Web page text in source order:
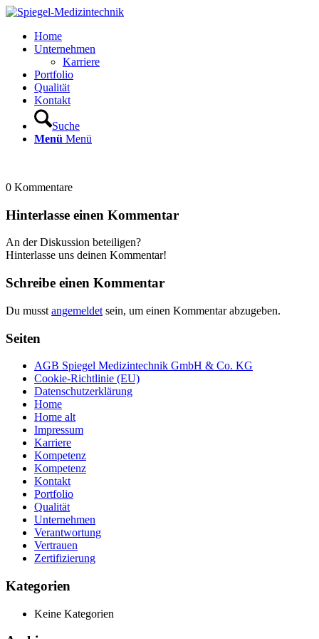
Home
Unternehmen
Karriere
Portfolio
Qualität
Kontakt
Suche
Menü Menü
0 Kommentare
Hinterlasse einen Kommentar
An der Diskussion beteiligen?
Hinterlasse uns deinen Kommentar!
Schreibe einen Kommentar
Du musst angemeldet sein, um einen Kommentar abzugeben.
Seiten
AGB Spiegel Medizintechnik GmbH & Co. KG
Cookie-Richtlinie (EU)
Datenschutzerklärung
Home
Home alt
Impressum
Karriere
Kompetenz
Kompetenz
Kontakt
Portfolio
Qualität
Unternehmen
Verantwortung
Vertrauen
Zertifizierung
Kategorien
Keine Kategorien